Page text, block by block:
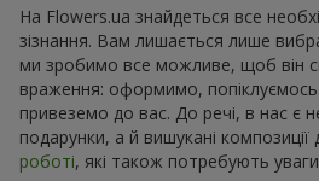
На Flowers.ua знайдеться все
зізнання. Вам лишається лише
ми зробимо все можливе, щоб він
враження: оформимо, попіклуємось
привеземо до вас. До речі, в нас є
подарунки, а й вишукані
роботі, які також потребують